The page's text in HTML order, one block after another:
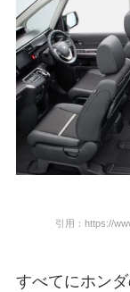
引用：https://
すべてにホン